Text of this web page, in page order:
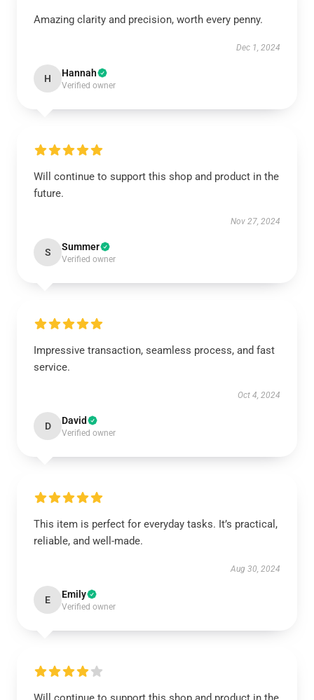
Amazing clarity and precision, worth every penny.
Dec 1, 2024
H Hannah
Verified owner
Will continue to support this shop and product in the
future.
Nov 27, 2024
S Summer
Verified owner
Impressive transaction, seamless process, and fast
service.
Oct 4, 2024
D David
Verified owner
This item is perfect for everyday tasks. It’s practical,
reliable, and well-made.
Aug 30, 2024
E Emily
Verified owner